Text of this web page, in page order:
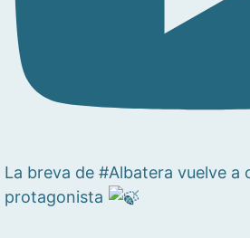
La breva de #Albatera vuelve a
protagonista